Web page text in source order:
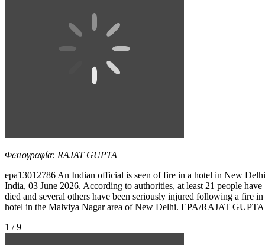
Φωτογραφία: RAJAT GUPTA
epa13012786 An Indian official is seen of fire in a hotel in New
India, 03 June 2026. According to authorities, at least 21 people have
died and several others have been seriously injured following a fire in
hotel in the Malviya Nagar area of New Delhi. EPA/RAJAT GUPTA
1 / 9